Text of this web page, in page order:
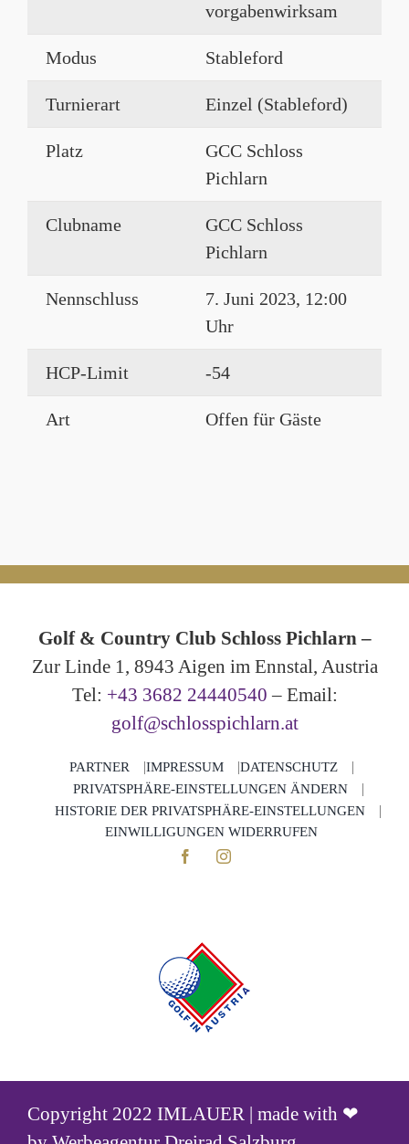
vorgabenwirksam
Modus Stableford
Turnierart Einzel (Stableford)
Platz
GCC Schloss
Pichlarn
Clubname
GCC Schloss
Pichlarn
Nennschluss
7. Juni 2023, 12:00
Uhr
HCP-Limit -54
Art Offen für Gäste
Golf & Country Club Schloss Pichlarn –
Zur Linde 1, 8943 Aigen im Ennstal, Austria
Tel: +43 3682 24440540 – Email:
golf@schlosspichlarn.at
PARTNER IMPRESSUM
DATENSCHUTZ
PRIVATSPHÄRE-EINSTELLUNGEN ÄNDERN
HISTORIE DER PRIVATSPHÄRE-EINSTELLUNGEN
EINWILLIGUNGEN WIDERRUFEN
Copyright 2022 IMLAUER | made with ❤